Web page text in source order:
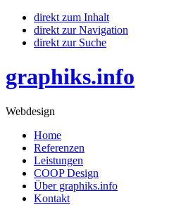
direkt zum Inhalt
direkt zur Navigation
direkt zur Suche
graphiks.info
Webdesign
Home
Referenzen
Leistungen
COOP Design
Über graphiks.info
Kontakt